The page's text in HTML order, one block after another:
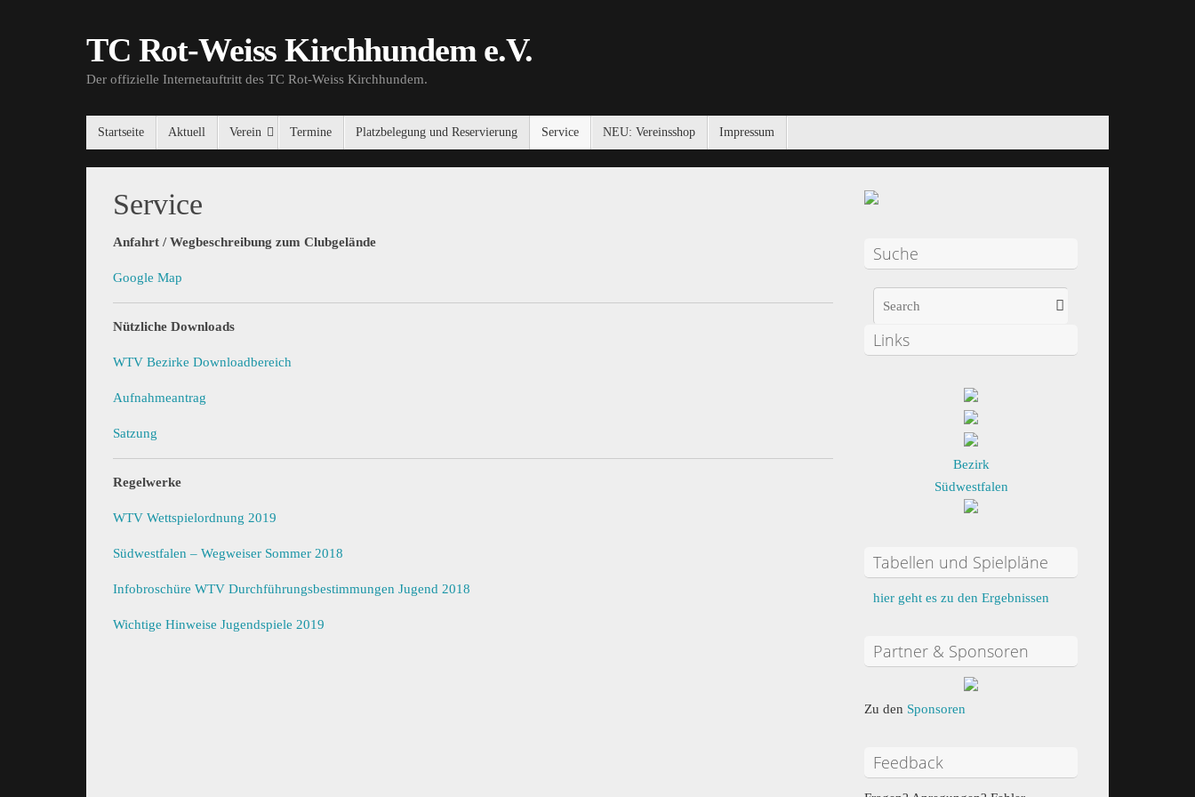
TC Rot-Weiss Kirchhundem e.V.
Der offizielle Internetauftritt des TC Rot-Weiss Kirchhundem.
Startseite Aktuell Verein Termine Platzbelegung und Reservierung Service NEU: Vereinsshop Impressum
Service
Anfahrt / Wegbeschreibung zum Clubgelände
Google Map
Nützliche Downloads
WTV Bezirke Downloadbereich
Aufnahmeantrag
Satzung
Regelwerke
WTV Wettspielordnung 2019
Südwestfalen – Wegweiser Sommer 2018
Infobroschüre WTV Durchführungsbestimmungen Jugend 2018
Wichtige Hinweise Jugendspiele 2019
Suche
Links
Bezirk
Südwestfalen
Tabellen und Spielpläne
hier geht es zu den Ergebnissen
Partner & Sponsoren
Zu den Sponsoren
Feedback